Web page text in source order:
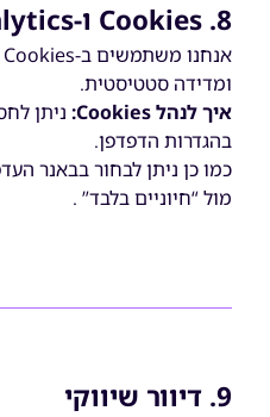
8. Cookies ו-Google Analytics
ומדידה סטטיסטית.
איך לנהלCookies
:
בהגדרות הדפדפן.
מול “חיוניים בלבד” .
9. דיוור שיווקי